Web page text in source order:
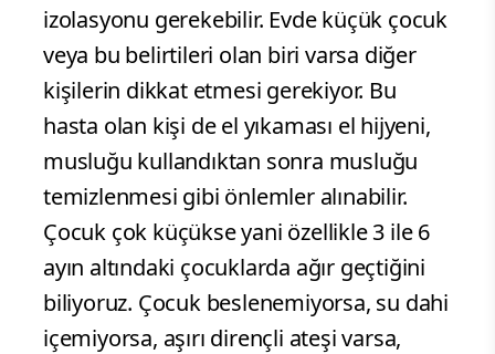
izolasyonu gerekebilir. Evde küçük çocuk
veya bu belirtileri olan biri varsa diğer
kişilerin dikkat etmesi gerekiyor. Bu
hasta olan kişi de el yıkaması el hijyeni,
musluğu kullandıktan sonra musluğu
temizlenmesi gibi önlemler alınabilir.
Çocuk çok küçükse yani özellikle 3 ile 6
ayın altındaki çocuklarda ağır geçtiğini
biliyoruz. Çocuk beslenemiyorsa, su dahi
içemiyorsa, aşırı dirençli ateşi varsa,